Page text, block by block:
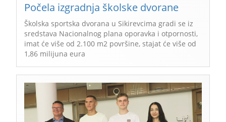
Počela izgradnja školske dvorane
Školska sportska dvorana u Sikirevcima gradi se iz
sredstava Nacionalnog plana oporavka i otpornosti,
imat će više od 2.100 m2 površine, stajat će više od
1,86 milijuna eura